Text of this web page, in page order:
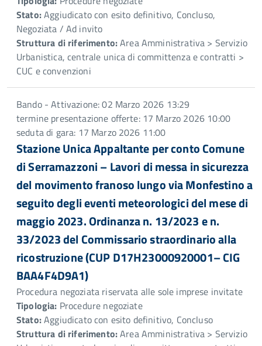
Stato:Aggiudicato con esito definitivo, Concluso,
Negoziata / Ad invito
Struttura di riferimento:Area Amministrativa > Servizio
Urbanistica, centrale unica di committenza e contratti >
CUC e convenzioni
Bando - Attivazione: 02 Marzo 2026 13:29
termine presentazione offerte: 17 Marzo 2026 10:00
seduta di gara: 17 Marzo 2026 11:00
Stazione Unica Appaltante per conto Comune
di Serramazzoni – Lavori di messa in sicurezza
del movimento franoso lungo via Monfestino a
seguito degli eventi meteorologici del mese di
maggio 2023. Ordinanza n. 13/2023 e n.
33/2023 del Commissario straordinario alla
ricostruzione (CUP D17H23000920001– CIG
BAA4F4D9A1)
Procedura negoziata riservata alle sole imprese invitate
Tipologia: Procedure negoziate
Stato:Aggiudicato con esito definitivo, Concluso
Struttura di riferimento:Area Amministrativa > Servizio